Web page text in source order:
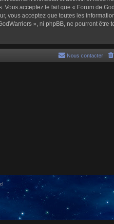
acceptez le fait que « Forum de
vous acceptez que toutes les
», ni phpBB, ne pourront être
Nous contacter